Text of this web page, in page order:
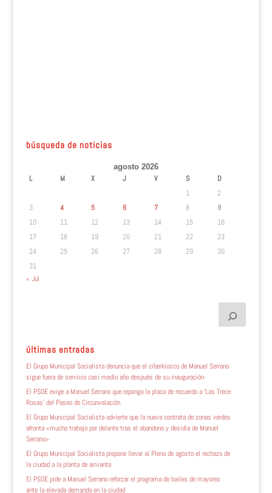
búsqueda de noticias
agosto 2026
L M X J V S
D
1
2
3
4 5 6 7 8
9
10
11 12 13 14 15
16
17
18 19 20 21 22
23
24
25 26 27 28 29
30
31
« Jul
últimas entradas
El Grupo Municipal Socialista denuncia que el ciberkiosco de Manuel Serrano
sigue fuera de servicio casi medio año después de su inauguración
El PSOE exige a Manuel Serrano que reponga la placa de recuerdo a ‘Las Trece
Rosas’ del Paseo de Circunvalación
El Grupo Municipal Socialista advierte que la nueva contrata de zonas verdes
afronta «mucho trabajo por delante tras el abandono y desidia de Manuel
Serrano»
El Grupo Municipal Socialista propone llevar al Pleno de agosto el rechazo de
la ciudad a la planta de amianto
El PSOE pide a Manuel Serrano reforzar el programa de bailes de mayores
ante la elevada demanda en la ciudad